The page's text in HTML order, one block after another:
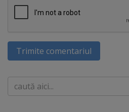
Trimite comentariul
Caută